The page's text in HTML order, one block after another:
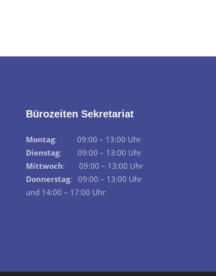
Bürozeiten Sekretariat
Montag: 09:00 – 13:00 Uhr
Dienstag: 09:00 – 13:00 Uhr
Mittwoch: 09:00 – 13:00 Uhr
Donnerstag: 09:00 – 13:00 Uhr
und 14:00 – 17:00 Uhr